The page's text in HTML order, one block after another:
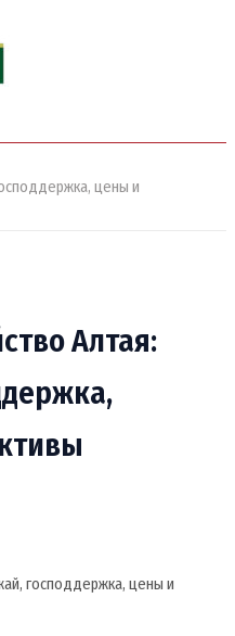
цены и
Алтая:
господдержка, цены и